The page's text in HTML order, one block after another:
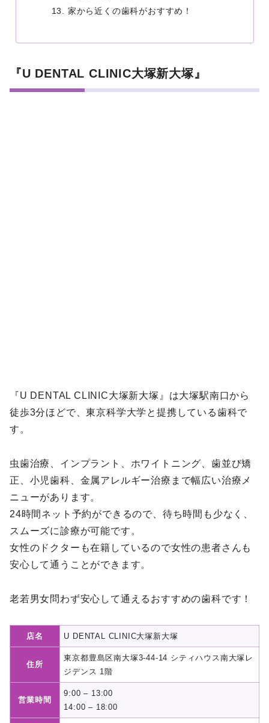
家から近くの歯科がおすすめ！
『U DENTAL CLINIC大塚新大塚』
『U DENTAL CLINIC大塚新大塚』は大塚駅南口から
徒歩3分ほどで、東京科学大学と提携している歯科で
す。
虫歯治療、インプラント、ホワイトニング、歯並び矯
正、小児歯科、金属アレルギー治療まで幅広い治療メ
ニューがあります。
24時間ネット予約ができるので、待ち時間も少なく、
スムーズに診療が可能です。
女性のドクターも在籍しているので女性の患者さんも
安心して通うことができます。
老若男女問わず安心して通えるおすすめの歯科です！
店名 U DENTAL CLINIC大塚新大塚
住所
東京都豊島区南大塚3-44-14 シティハウス南大塚レ
ジデンス 1階
営業時間
9:00 – 13:00
14:00 – 18:00